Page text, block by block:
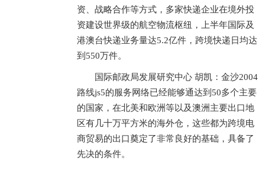
资、战略合作等方式，多家快递企业在境外投
资建设世界级的航空物流枢纽，上半年国际及
港澳台快递业务量达5.2亿件，跨境快递日均达
到550万件。
国际邮政局发展研究中心 胡凯：金沙2004
路线js5的服务网络已经能够通达到50多个主要
的国家，在北美和欧洲等以及澳洲主要出口地
区有几十万平方米的海外仓，这些都为跨境电
商贸易的出口奠定了非常良好的基础，具备了
先决的条件。